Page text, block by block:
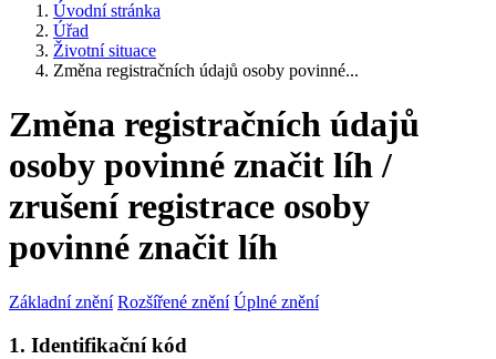
Úvodní stránka
Úřad
Životní situace
Změna registračních údajů osoby povinné...
Změna registračních údajů
osoby povinné značit líh /
zrušení registrace osoby
povinné značit líh
Základní znění Rozšířené znění Úplné znění
1. Identifikační kód